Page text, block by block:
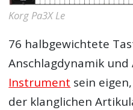
Korg Pa3X Le
76 halbgewichtete
Anschlagdynamik
Instrument sein
der klanglichen